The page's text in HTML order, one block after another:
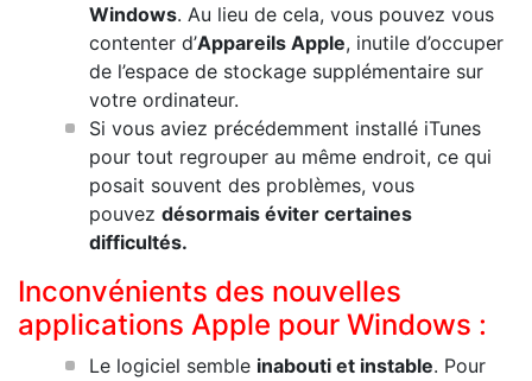
Windows. Au lieu de cela, vous pouvez vous
contenter d’Appareils Apple, inutile d’occuper
de l’espace de stockage supplémentaire sur
votre ordinateur.
Si vous aviez précédemment installé iTunes
pour tout regrouper au même endroit, ce qui
posait souvent des problèmes, vous
pouvez désormais éviter certaines
difficultés.
Inconvénients des nouvelles
applications Apple pour Windows :
Le logiciel semble inabouti et instable. Pour